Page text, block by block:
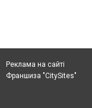
Реклама на сайті
Франшиза "CitySites"